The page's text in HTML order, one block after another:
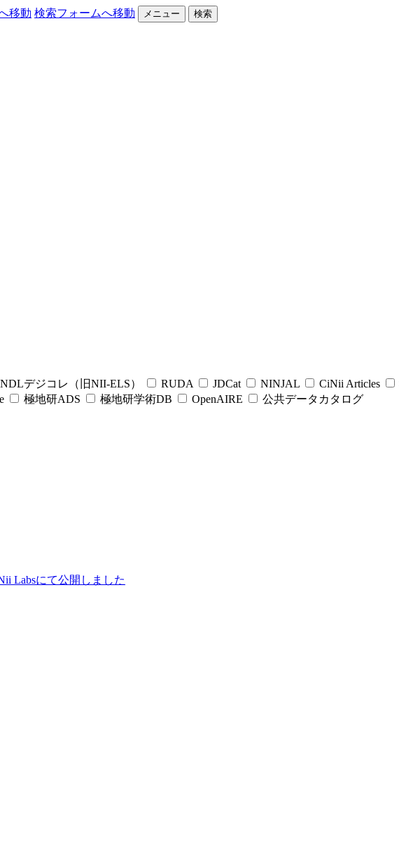
移動 検索フォームへ移動 メニュー 検索
NDLデジコレ（旧NII-ELS） RUDA JDCat NINJAL CiNii Articles
極地研ADS 極地研学術DB OpenAIRE 公共データカタログ
Labsにて公開しました